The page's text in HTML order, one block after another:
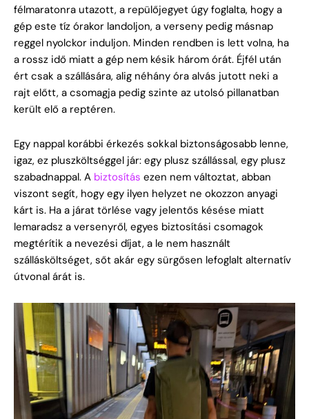
félmaratonra utazott, a repülőjegyet úgy foglalta, hogy a
gép este tíz órakor landoljon, a verseny pedig másnap
reggel nyolckor induljon. Minden rendben is lett volna, ha
a rossz idő miatt a gép nem késik három órát. Éjfél után
ért csak a szállására, alig néhány óra alvás jutott neki a
rajt előtt, a csomagja pedig szinte az utolsó pillanatban
került elő a reptéren.
Egy nappal korábbi érkezés sokkal biztonságosabb lenne,
igaz, ez pluszköltséggel jár: egy plusz szállással, egy plusz
szabadnappal. A biztosítás ezen nem változtat, abban
viszont segít, hogy egy ilyen helyzet ne okozzon anyagi
kárt is. Ha a járat törlése vagy jelentős késése miatt
lemaradsz a versenyről, egyes biztosítási csomagok
megtérítik a nevezési díjat, a le nem használt
szállásköltséget, sőt akár egy sürgősen lefoglalt alternatív
útvonal árát is.